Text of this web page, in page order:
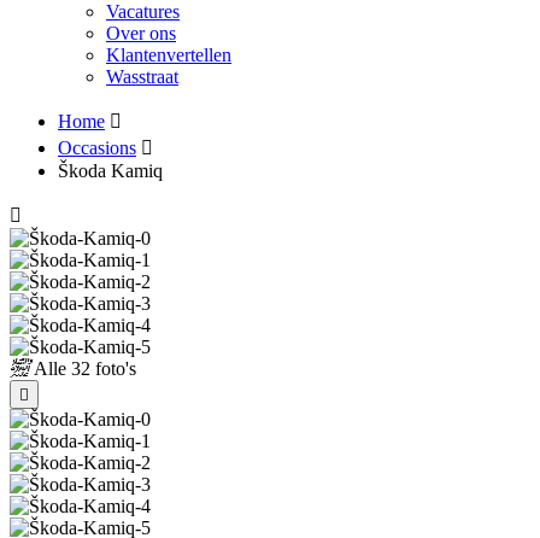
Vacatures
Over ons
Klantenvertellen
Wasstraat
Home
Occasions
Škoda Kamiq
Alle 32 foto's